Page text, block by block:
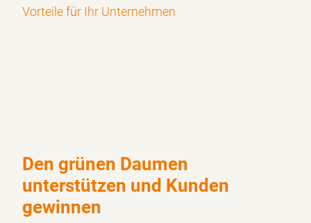
Vorteile für Ihr Unternehmen
Den grünen Daumen
unterstützen und Kunden
gewinnen